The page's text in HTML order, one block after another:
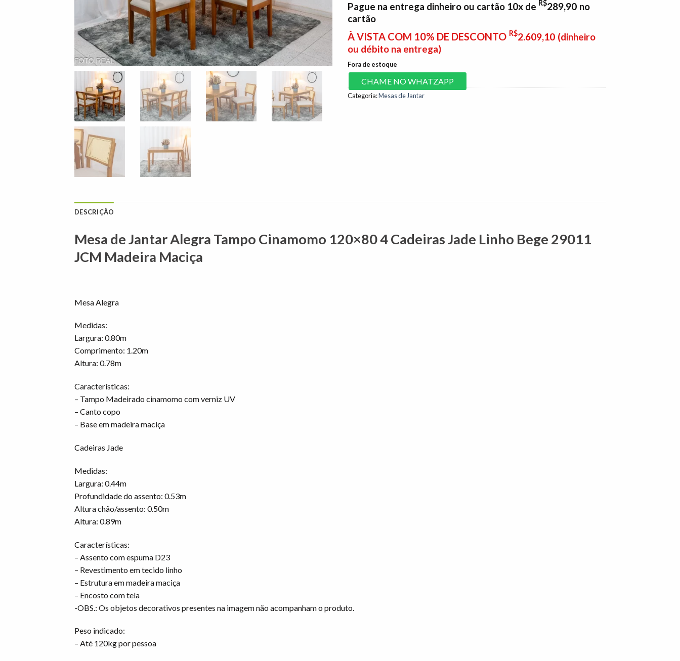
Pague na entrega dinheiro ou cartão 10x de R$289,90 no
cartão
À VISTA COM 10% DE DESCONTO R$2.609,10 (dinheiro
ou débito na entrega)
Fora de estoque
CHAME NO WHATZAPP
Categoria:Mesas de Jantar
DESCRIÇÃO
Mesa de Jantar Alegra Tampo Cinamomo 120×80 4 Cadeiras Jade Linho Bege 29011
JCM Madeira Maciça
Mesa Alegra
Medidas:
Largura: 0.80m
Comprimento: 1.20m
Altura: 0.78m
Características:
– Tampo Madeirado cinamomo com verniz UV
– Canto copo
– Base em madeira maciça
Cadeiras Jade
Medidas:
Largura: 0.44m
Profundidade do assento: 0.53m
Altura chão/assento: 0.50m
Altura: 0.89m
Características:
– Assento com espuma D23
– Revestimento em tecido linho
– Estrutura em madeira maciça
– Encosto com tela
-OBS.: Os objetos decorativos presentes na imagem não acompanham o produto.
Peso indicado:
– Até 120kg por pessoa